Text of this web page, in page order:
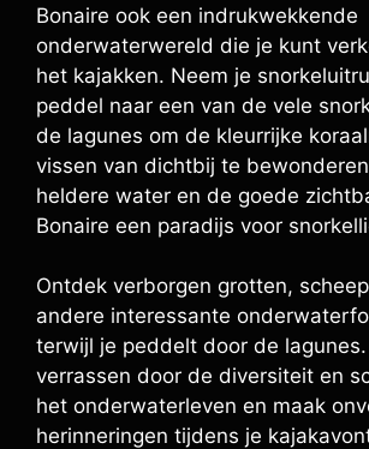
Bonaire ook een indrukwekkende
onderwaterwereld die je kunt
het kajakken. Neem je
peddel naar een van de vele
de lagunes om de kleurrijke
vissen van dichtbij te
heldere water en de goede
Bonaire een paradijs voor
Ontdek verborgen grotten,
andere interessante
terwijl je peddelt door de
verrassen door de diversiteit en
het onderwaterleven en maak
herinneringen tijdens je